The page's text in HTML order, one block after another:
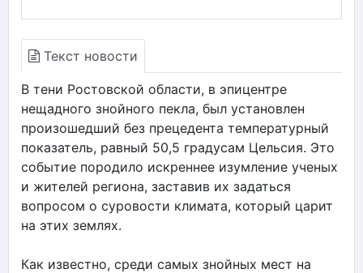
Текст новости
В тени Ростовской области, в эпицентре
нещадного знойного пекла, был установлен
произошедший без прецедента температурный
показатель, равный 50,5 градусам Цельсия. Это
событие породило искреннее изумление ученых
и жителей региона, заставив их задаться
вопросом о суровости климата, который царит
на этих землях.
Как известно, среди самых знойных мест на